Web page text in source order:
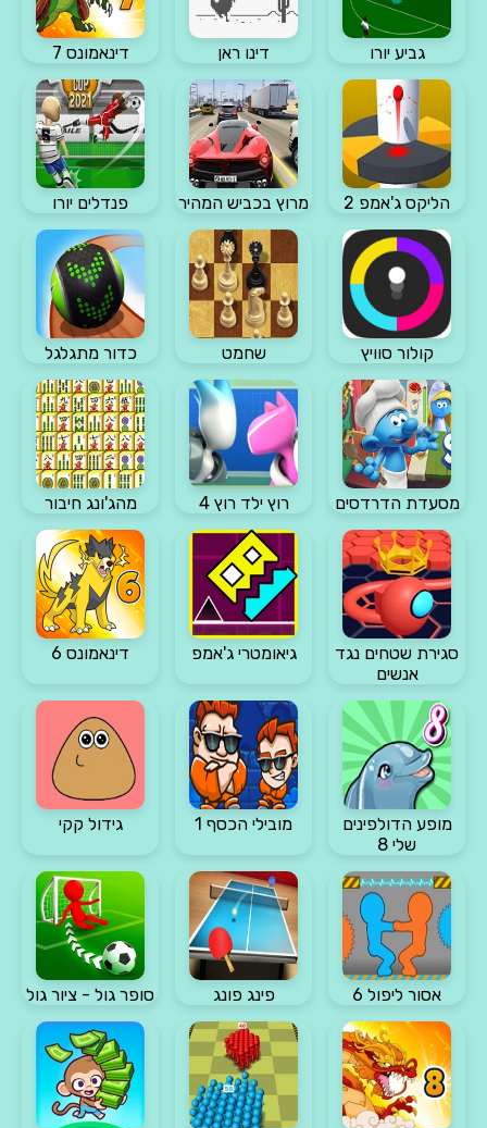
גביע יורו דינו ראן דינאמונס 7
הליקס ג'אמפ 2 מרוץ בכביש המהיר פנדלים יורו
קולור סוויץ שחמט כדור מתגלגל
מסעדת הדרדסים רוץ ילד רוץ 4 מהג'ונג חיבור
סגירת שטחים נגד
אנשים
גיאומטרי ג'אמפ דינאמונס 6
מופע הדולפינים
שלי 8
מובילי הכסף 1 גידול קקי
אסור ליפול 6 פינג פונג סופר גול - ציור גול